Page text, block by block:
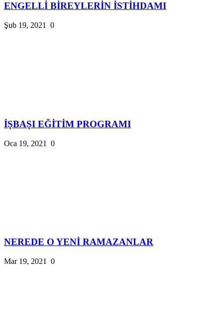
ENGELLİ BİREYLERİN İSTİHDAMI
Şub 19, 2021 0
İŞBAŞI EĞİTİM PROGRAMI
Oca 19, 2021 0
NEREDE O YENİ RAMAZANLAR
Mar 19, 2021 0